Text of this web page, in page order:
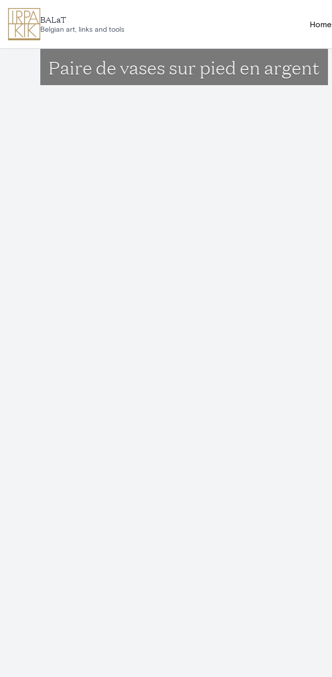
BALaT
Belgian art, links and tools
Home
Paire de vases sur pied en argent